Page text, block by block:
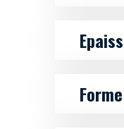
Forme